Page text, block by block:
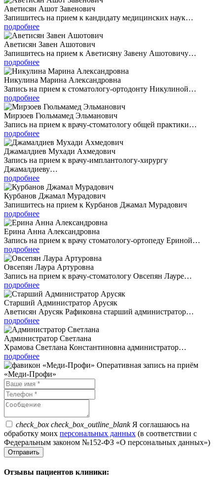
Аветисян Ашот Завенович
Запишитесь на прием к кандидату медицинских наук…
подробнее
Аветисян Завен Ашотович
Запишитесь на прием к Аветисяну Завену Ашотовичу…
подробнее
Никулина Марина Александровна
Запись на прием к стоматологу-ортодонту Никулиной…
подробнее
Мирзоев Гюльмамед Эльманович
Запись на прием к врачу-стоматологу общей практики…
подробнее
Джамалдиев Мухади Ахмедович
Запись на прием к врачу-имплантологу-хирургу
Джамалдиеву…
подробнее
Курбанов Джамал Мурадович
Запишитесь на прием к Курбанов Джамал Мурадович
подробнее
Ерина Анна Александровна
Запись на прием к врачу стоматологу-ортопеду Ериной…
подробнее
Овсепян Лаура Артуровна
Запись на прием к врачу-стоматологу Овсепян Лауре…
подробнее
Старший Администратор Арусяк
Аветисян Арусяк Рафиковна старший администратор…
подробнее
Администратор Светлана
Храмова Светлана Константиновна администратор…
подробнее
Оперативная запись на приём
«Меди-Профи»
check_box check_box_outline_blankЯ соглашаюсь на
обработку моих персональных данных (в соответствии с
Федеральным законом №152-ФЗ «О персональных данных»)
Отзывы пациентов клиники: